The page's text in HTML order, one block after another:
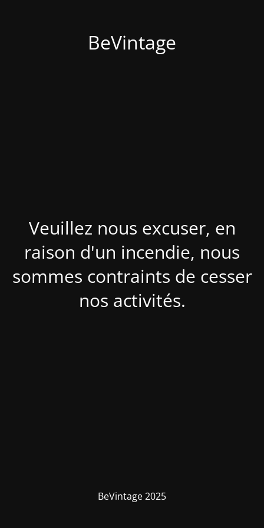
BeVintage
Veuillez nous excuser, en
raison d'un incendie, nous
sommes contraints de cesser
nos activités.
BeVintage 2025